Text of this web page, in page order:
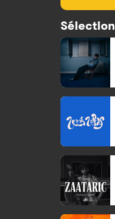
Sélection